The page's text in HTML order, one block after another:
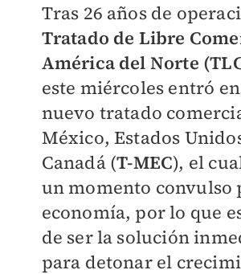
Tras 26 años de
Tratado de Libre
América del Norte
este miércoles entró
nuevo tratado
México, Estados
Canadá (T-MEC), el
un momento convulso
economía, por lo que
de ser la solución
para detonar el